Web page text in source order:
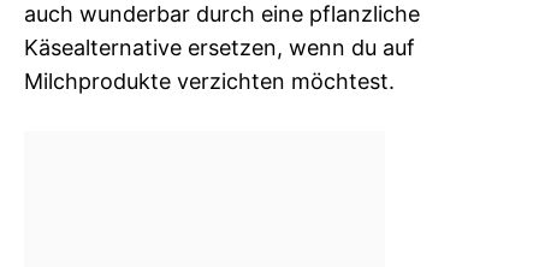
auch wunderbar durch eine pflanzliche
Käsealternative ersetzen, wenn du auf
Milchprodukte verzichten möchtest.